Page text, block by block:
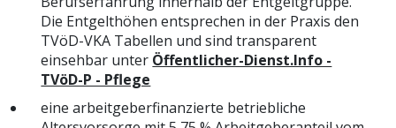
Die Entgelthöhen entsprechen in der Praxis den
TVöD-VKA Tabellen und sind transparent
einsehbar unter Öffentlicher-Dienst.Info -
TVöD-P - Pflege
eine arbeitgeberfinanzierte betriebliche